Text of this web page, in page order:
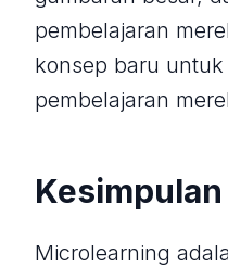
pembelajaran
konsep baru
pembelajaran
Kesimpulan
Microlearning